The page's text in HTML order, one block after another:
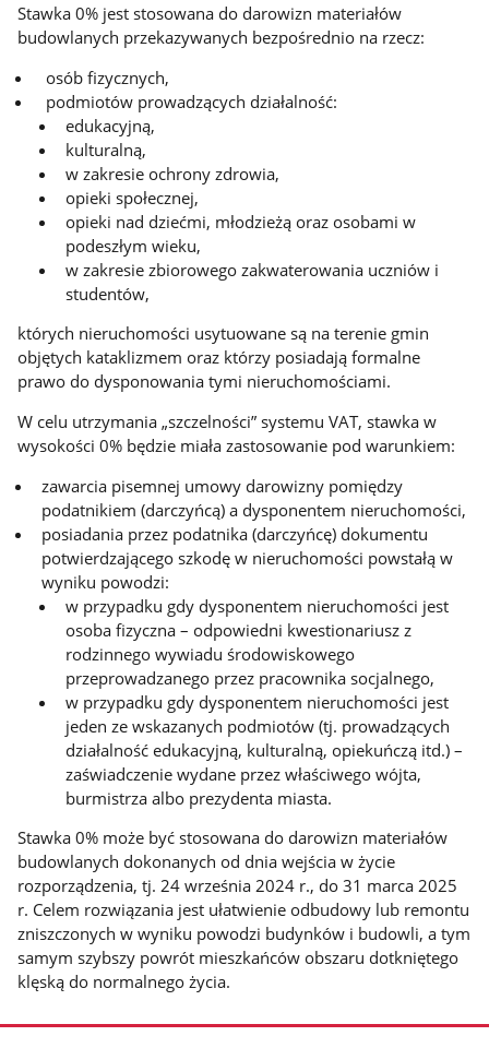
Stawka 0% jest stosowana do darowizn materiałów
budowlanych przekazywanych bezpośrednio na rzecz:
osób fizycznych,
podmiotów prowadzących działalność:
edukacyjną,
kulturalną,
w zakresie ochrony zdrowia,
opieki społecznej,
opieki nad dziećmi, młodzieżą oraz osobami w
podeszłym wieku,
w zakresie zbiorowego zakwaterowania uczniów i
studentów,
których nieruchomości usytuowane są na terenie gmin
objętych kataklizmem oraz którzy posiadają formalne
prawo do dysponowania tymi nieruchomościami.
W celu utrzymania „szczelności” systemu VAT, stawka w
wysokości 0% będzie miała zastosowanie pod warunkiem:
zawarcia pisemnej umowy darowizny pomiędzy
podatnikiem (darczyńcą) a dysponentem nieruchomości,
posiadania przez podatnika (darczyńcę) dokumentu
potwierdzającego szkodę w nieruchomości powstałą w
wyniku powodzi:
w przypadku gdy dysponentem nieruchomości jest
osoba fizyczna – odpowiedni kwestionariusz z
rodzinnego wywiadu środowiskowego
przeprowadzanego przez pracownika socjalnego,
w przypadku gdy dysponentem nieruchomości jest
jeden ze wskazanych podmiotów (tj. prowadzących
działalność edukacyjną, kulturalną, opiekuńczą itd.) –
zaświadczenie wydane przez właściwego wójta,
burmistrza albo prezydenta miasta.
Stawka 0% może być stosowana do darowizn materiałów
budowlanych dokonanych od dnia wejścia w życie
rozporządzenia, tj. 24 września 2024 r., do 31 marca 2025
r. Celem rozwiązania jest ułatwienie odbudowy lub remontu
zniszczonych w wyniku powodzi budynków i budowli, a tym
samym szybszy powrót mieszkańców obszaru dotkniętego
klęską do normalnego życia.